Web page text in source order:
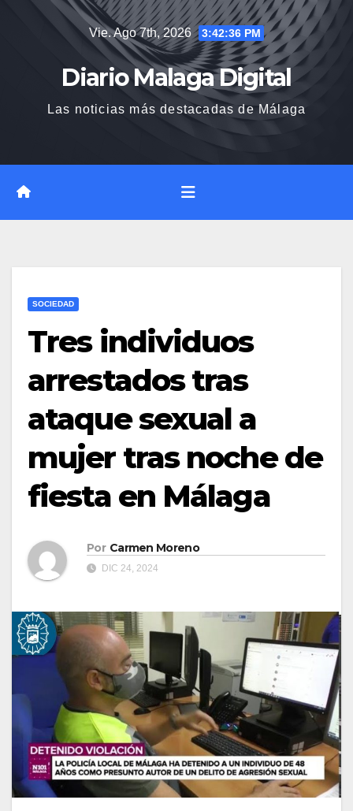
Vie. Ago 7th, 2026 3:42:37 PM
Diario Malaga Digital
Las noticias más destacadas de Málaga
SOCIEDAD
Tres individuos
arrestados tras
ataque sexual a
mujer tras noche de
fiesta en Málaga
Por Carmen Moreno
DIC 24, 2024